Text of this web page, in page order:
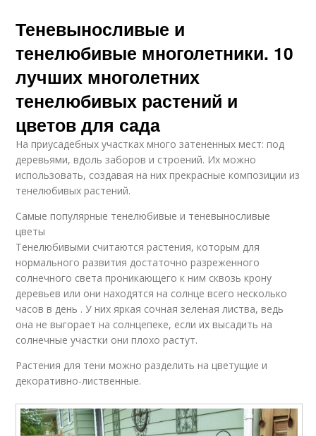
Теневыносливые и
тенелюбивые многолетники. 10
лучших многолетних
тенелюбивых растений и
цветов для сада
На приусадебных участках много затененных мест: под
деревьями, вдоль заборов и строений. Их можно
использовать, создавая на них прекрасные композиции из
тенелюбивых растений.
Самые популярные тенелюбивые и теневыносливые
цветы
Тенелюбивыми считаются растения, которым для
нормального развития достаточно разреженного
солнечного света проникающего к ним сквозь крону
деревьев или они находятся на солнце всего несколько
часов в день . У них яркая сочная зеленая листва, ведь
она не выгорает на солнцепеке, если их высадить на
солнечные участки они плохо растут.
Растения для тени можно разделить на цветущие и
декоративно-лиственные.